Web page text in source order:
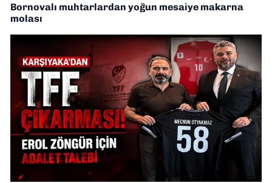
Bornovalı muhtarlardan yoğun mesaiye makarna
molası